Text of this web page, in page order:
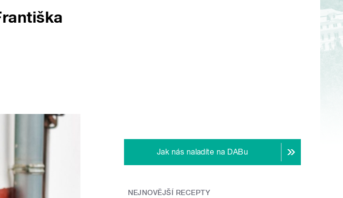
Jak nás naladíte na DABu
NEJNOVĚJŠÍ RECEPTY